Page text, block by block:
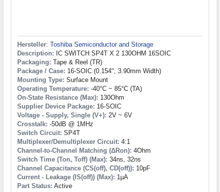
Hersteller: Toshiba Semiconductor and Storage
Description: IC SWITCH SP4T X 2 130OHM 16SOIC
Packaging: Tape & Reel (TR)
Package / Case: 16-SOIC (0.154", 3.90mm Width)
Mounting Type: Surface Mount
Operating Temperature: -40°C ~ 85°C (TA)
On-State Resistance (Max): 130Ohm
Supplier Device Package: 16-SOIC
Voltage - Supply, Single (V+): 2V ~ 6V
Crosstalk: -50dB @ 1MHz
Switch Circuit: SP4T
Multiplexer/Demultiplexer Circuit: 4:1
Channel-to-Channel Matching (ΔRon): 4Ohm
Switch Time (Ton, Toff) (Max): 34ns, 32ns
Channel Capacitance (CS(off), CD(off)): 10pF
Current - Leakage (IS(off)) (Max): 1µA
Part Status: Active